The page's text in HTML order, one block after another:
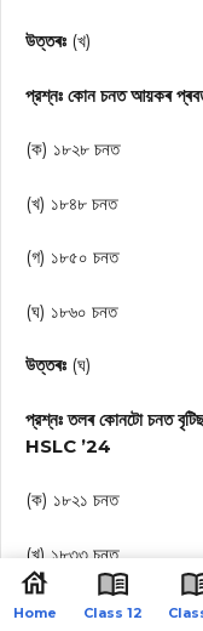
Home Class 12
উত্তৰঃ (খ)
প্রশ্নঃ কোন চনত আয়কৰ
(ক) ১৮২৮ চনত
(খ) ১৮৪৮ চনত
(গ) ১৮৫০ চনত
(ঘ) ১৮৬০ চনত
উত্তৰঃ (ঘ)
প্রশ্নঃ তলৰ কোনটো চনত
HSLC ’24
(ক) ১৮২১ চনত
(খ) ১৮৩৩ চনত
(গ) ১৮৪২ চনত